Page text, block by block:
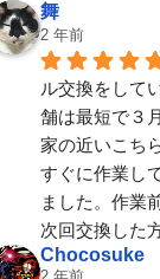
舞
2 年前
ル交換をして
舗は最短で３
家の近いこち
すぐに作業し
ました。作業
次回交換した
Chocosuke